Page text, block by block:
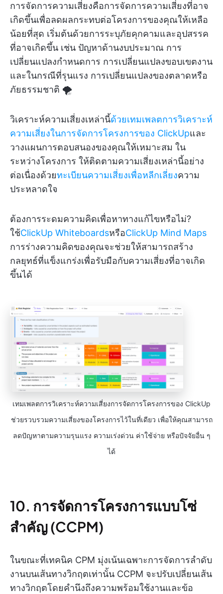
การจัดการความเสี่ยงคือการจัดการความเสี่ยงที่อาจ
เกิดขึ้นเพื่อลดผลกระทบต่อโครงการของคุณให้เหลือ
น้อยที่สุด เริ่มต้นด้วยการระบุภัยคุกคามและอุปสรรค
ที่อาจเกิดขึ้น เช่น ปัญหาด้านงบประมาณ การ
เปลี่ยนแปลงกำหนดการ การเปลี่ยนแปลงขอบเขตงาน
และในกรณีที่รุนแรง การเปลี่ยนแปลงของตลาดหรือ
ภัยธรรมชาติ 🌪️
วิเคราะห์ความเสี่ยงเหล่านี้ด้วยเทมเพลตการวิเคราะห์
ความเสี่ยงในการจัดการโครงการของ ClickUpและ
วางแผนการตอบสนองของคุณให้เหมาะสม ใน
ระหว่างโครงการ ให้ติดตามความเสี่ยงเหล่านี้อย่าง
ต่อเนื่องด้วยทะเบียนความเสี่ยงเพื่อหลีกเลี่ยงความ
ประหลาดใจ
ต้องการระดมความคิดเพื่อหาทางแก้ไขหรือไม่?
ใช้ClickUp WhiteboardsหรือClickUp Mind Maps
การร่างความคิดของคุณจะช่วยให้สามารถสร้าง
กลยุทธ์ที่แข็งแกร่งเพื่อรับมือกับความเสี่ยงที่อาจเกิด
ขึ้นได้
เทมเพลตการวิเคราะห์ความเสี่ยงการจัดการโครงการของ ClickUp
ช่วยรวบรวมความเสี่ยงของโครงการไว้ในที่เดียว เพื่อให้คุณสามารถ
ลดปัญหาตามความรุนแรง ความเร่งด่วน ค่าใช้จ่าย หรือปัจจัยอื่น ๆ
ได้
10. การจัดการโครงการแบบโซ่
สำคัญ (CCPM)
ในขณะที่เทคนิค CPM มุ่งเน้นเฉพาะการจัดการลำดับ
งานบนเส้นทางวิกฤตเท่านั้น CCPM จะปรับเปลี่ยนเส้น
ทางวิกฤตโดยคำนึงถึงความพร้อมใช้งานและข้อ